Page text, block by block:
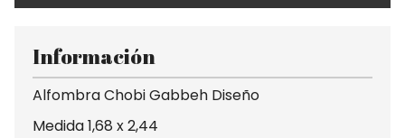
Información
Alfombra Chobi Gabbeh Diseño
Medida 1,68 x 2,44